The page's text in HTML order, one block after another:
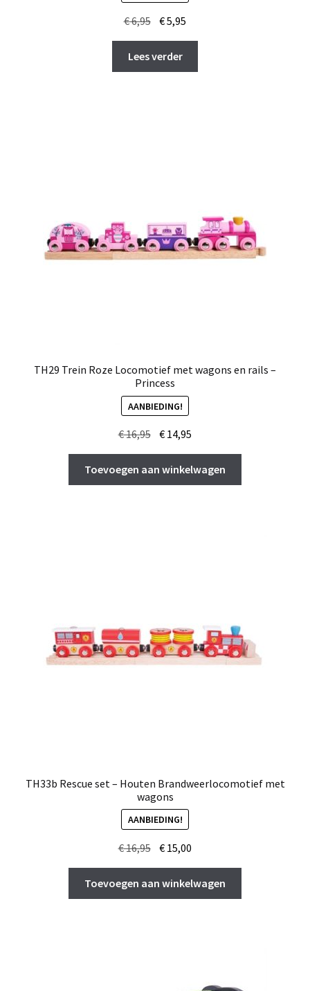
€6,95 Oorspronkelijke
prijs
was:
€ 6,95.
€5,95
prijs
€ 5,95.
Lees verder
TH29 Trein Roze Locomotief met wagons en rails –
Princess
AANBIEDING!
€16,95 Oorspronkelijke
prijs
was:
€ 16,95.
€ 14,95
prijs
is:
€ 14,95.
Toevoegen aan winkelwagen
TH33b Rescue set – Houten Brandweerlocomotief met
wagons
AANBIEDING!
€16,95 Oorspronkelijke
was:
€ 16,95.
€ 15,00
is:
€ 15,00.
Toevoegen aan winkelwagen